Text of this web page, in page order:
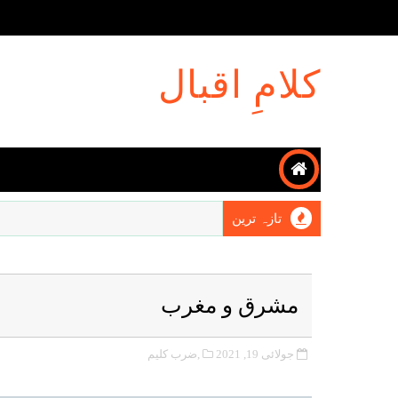
کلامِ اقبال
تازہ ترین
مشرق و مغرب
جولائی 19, 2021 ,ضرب کلیم